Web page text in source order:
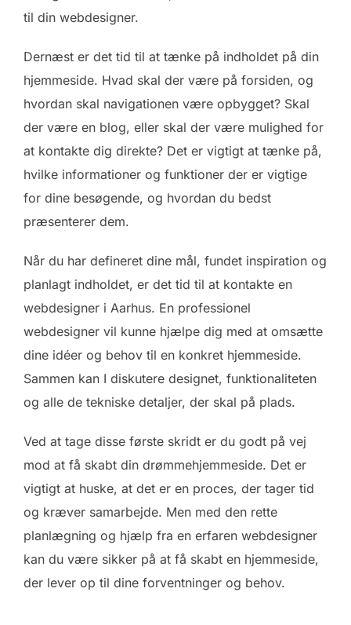
til din webdesigner.
Dernæst er det tid til at tænke på indholdet på din
hjemmeside. Hvad skal der være på forsiden, og
hvordan skal navigationen være opbygget? Skal
der være en blog, eller skal der være mulighed for
at kontakte dig direkte? Det er vigtigt at tænke på,
hvilke informationer og funktioner der er vigtige
for dine besøgende, og hvordan du bedst
præsenterer dem.
Når du har defineret dine mål, fundet inspiration og
planlagt indholdet, er det tid til at kontakte en
webdesigner i Aarhus. En professionel
webdesigner vil kunne hjælpe dig med at omsætte
dine idéer og behov til en konkret hjemmeside.
Sammen kan I diskutere designet, funktionaliteten
og alle de tekniske detaljer, der skal på plads.
Ved at tage disse første skridt er du godt på vej
mod at få skabt din drømmehjemmeside. Det er
vigtigt at huske, at det er en proces, der tager tid
og kræver samarbejde. Men med den rette
planlægning og hjælp fra en erfaren webdesigner
kan du være sikker på at få skabt en hjemmeside,
der lever op til dine forventninger og behov.